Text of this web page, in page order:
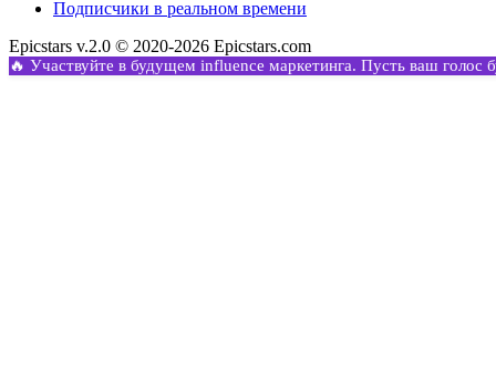
Подписчики в реальном времени
Epicstars v.2.0 © 2020-2026 Epicstars.com
🔥 Участвуйте в будущем influence маркетинга. Пусть ваш голос